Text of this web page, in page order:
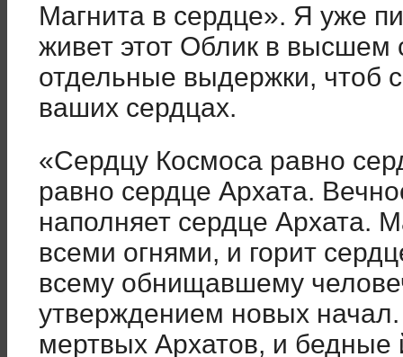
Магнита в сердце». Я уже
живет этот Облик в
отдельные выдержки, чтоб
ваших сердцах.
«Сердцу Космоса равно
равно сердце Архата.
наполняет сердце Архата.
всеми огнями, и горит
всему обнищавшему
утверждением новых
мертвых Архатов, и бедные